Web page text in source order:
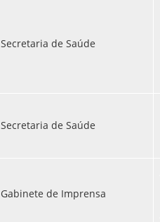
Secretaria de Saúde
Secretaria de Saúde
Gabinete de Imprensa